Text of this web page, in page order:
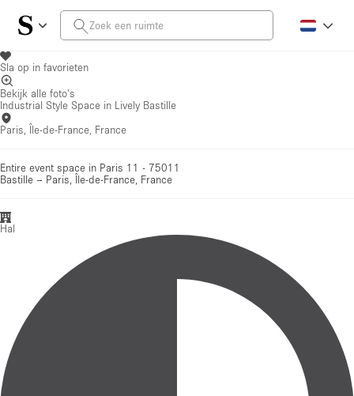
Sla op in favorieten
Bekijk alle foto's
Industrial Style Space in Lively Bastille
Paris, Île-de-France, France
Entire event space in Paris 11 - 75011
Bastille – Paris, Île-de-France, France
Hal